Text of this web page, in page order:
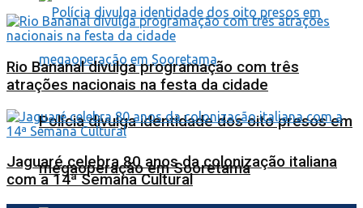
Polícia divulga identidade dos oito presos em
megaoperação em Sooretama
Rio Bananal divulga programação com três
atrações nacionais na festa da cidade
Jaguaré celebra 80 anos da colonização italiana
com a 14ª Semana Cultural